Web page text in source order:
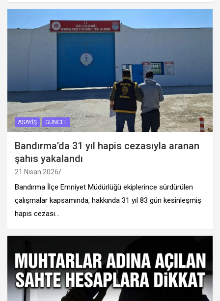
ASAYIŞ GÜNCEL
Bandırma’da 31 yıl hapis cezasıyla aranan
şahıs yakalandı
21 Nisan 2026
Bandırma İlçe Emniyet Müdürlüğü ekiplerince sürdürülen
çalışmalar kapsamında, hakkında 31 yıl 83 gün kesinleşmiş
hapis cezası…